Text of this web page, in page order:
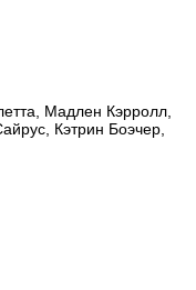
Мадлен Кэрролл,
Кэтрин Боэчер,